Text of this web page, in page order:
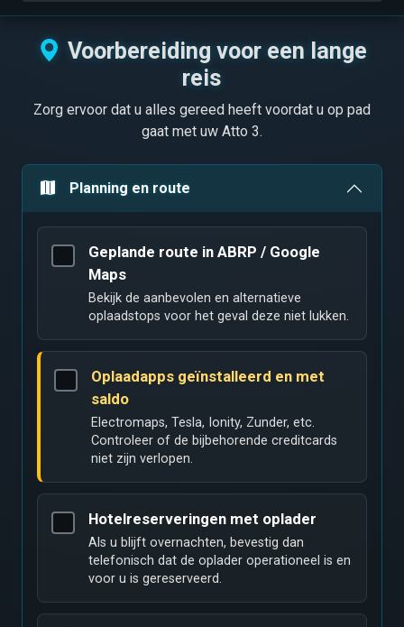
Voorbereiding voor een lange
reis
Zorg ervoor dat u alles gereed heeft voordat u op pad
gaat met uw Atto 3.
Planning en route
Geplande route in ABRP / Google
Maps
Bekijk de aanbevolen en alternatieve
oplaadstops voor het geval deze niet lukken.
Oplaadapps geïnstalleerd en met
saldo
Electromaps, Tesla, Ionity, Zunder, etc.
Controleer of de bijbehorende creditcards
niet zijn verlopen.
Hotelreserveringen met oplader
Als u blijft overnachten, bevestig dan
telefonisch dat de oplader operationeel is en
voor u is gereserveerd.